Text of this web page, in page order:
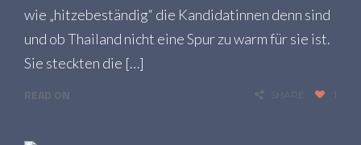
wie „hitzebeständig“ die Kandidatinnen denn sind
und ob Thailand nicht eine Spur zu warm für sie ist.
Sie steckten die […]
READ ON SHARE